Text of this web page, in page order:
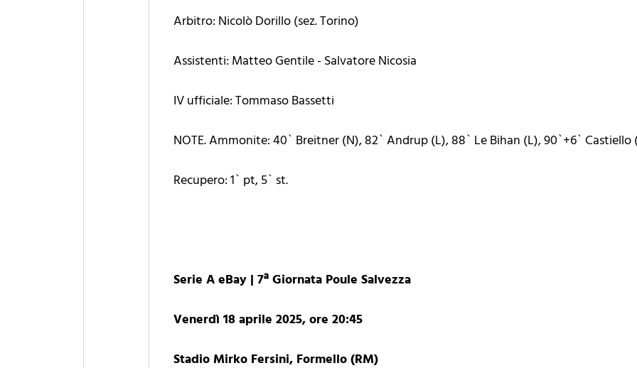
Arbitro: Nicolò Dorillo (sez. Torino)
Assistenti: Matteo Gentile - Salvatore Nicosia
IV ufficiale: Tommaso Bassetti
NOTE. Ammonite: 40` Breitner (N), 82` Andrup (L), 88` Le Bihan (L), 90`+6` Castiello
Recupero: 1` pt, 5` st.
Serie A eBay | 7ª Giornata Poule Salvezza
Venerdì 18 aprile 2025, ore 20:45
Stadio Mirko Fersini, Formello (RM)